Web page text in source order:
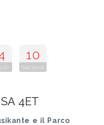
10
Secondi
4ET
e il Parco